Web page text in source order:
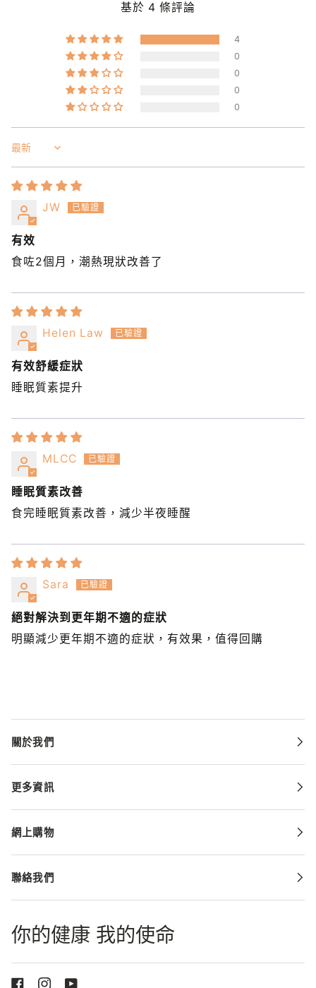
基於 4 條評論
4
0
0
0
0
Sort by
JW
有效
食咗2個月，潮熱現狀改善了
Helen Law
有效舒緩症狀
睡眠質素提升
MLCC
睡眠質素改善
食完睡眠質素改善，減少半夜睡醒
Sara
絕對解決到更年期不適的症狀
明顯減少更年期不適的症狀，有效果，值得回購
關於我們
更多資訊
網上購物
聯絡我們
你的健康 我的使命